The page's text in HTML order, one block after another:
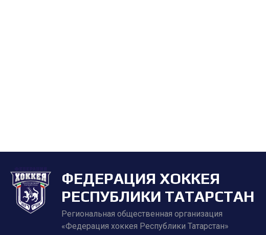
ФЕДЕРАЦИЯ ХОККЕЯ
РЕСПУБЛИКИ ТАТАРСТАН
Региональная общественная организация
«Федерация хоккея Республики Татарстан»